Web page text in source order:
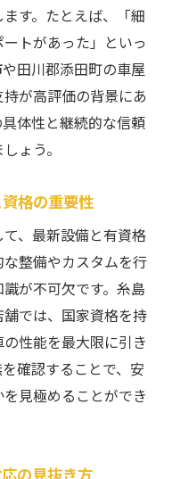
す。たとえば、「細
トがあった」といっ
田川郡添田町の車屋
が高評価の背景にあ
体性と継続的な信頼
ょう。
格の重要性
、最新設備と有資格
整備やカスタムを行
が不可欠です。糸島
では、国家資格を持
性能を最大限に引き
確認することで、安
見極めることができ
の見抜き方